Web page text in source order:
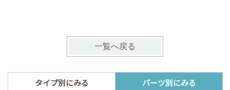
一覧へ戻る
タイプ別にみる
パーツ別にみる